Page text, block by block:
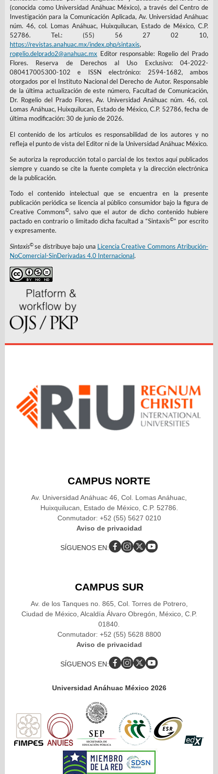
(conocida como Universidad Anáhuac México), a través del Centro de
Investigación para la Comunicación Aplicada, Av. Universidad Anáhuac
núm. 46, col. Lomas Anáhuac, Huixquilucan, Estado de México, C.P.
52786. Tel.: (55) 56 27 02 10,
https://revistas.anahuac.mx/index.php/sintaxis,
rogelio.delprado2@anahuac.mxEditor responsable: Rogelio del Prado
Flores. Reserva de Derechos al Uso Exclusivo: 04-2022-
080417005300-102 e ISSN electrónico: 2594-1682, ambos
otorgados por el Instituto Nacional del Derecho de Autor. Responsable
de la última actualización de este número, Facultad de Comunicación,
Dr. Rogelio del Prado Flores, Av. Universidad Anáhuac núm. 46, col.
Lomas Anáhuac, Huixquilucan, Estado de México, C.P. 52786, fecha de
última modificación: 30 de junio de 2026.
El contenido de los artículos es responsabilidad de los autores y no
refleja el punto de vista del Editor ni de la Universidad Anáhuac México.
Se autoriza la reproducción total o parcial de los textos aquí publicados
siempre y cuando se cite la fuente completa y la dirección electrónica
de la publicación.
Todo el contenido intelectual que se encuentra en la presente
publicación periódica se licencia al público consumidor bajo la figura de
Creative Commons©, salvo que el autor de dicho contenido hubiere
pactado en contrario o limitado dicha facultad a “Sintaxis©” por escrito
y expresamente.
Sintaxis©se distribuye bajo una Licencia Creative Commons Atribución-
NoComercial-SinDerivadas 4.0 Internacional.
CAMPUS NORTE
Av. Universidad Anáhuac 46, Col. Lomas Anáhuac,
Huixquilucan, Estado de México, C.P. 52786.
Conmutador: +52 (55) 5627 0210
Aviso de privacidad
SÍGUENOS EN:
CAMPUS SUR
Av. de los Tanques no. 865, Col. Torres de Potrero,
Ciudad de México, Alcaldía Álvaro Obregón, México, C.P.
01840.
Conmutador: +52 (55) 5628 8800
Aviso de privacidad
SÍGUENOS EN:
Universidad Anáhuac México 2026